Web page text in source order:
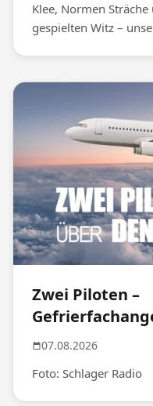
Klee, Normen
gespielten Witz –
Zwei Piloten –
07.08.2026
Foto: Schlager Radio